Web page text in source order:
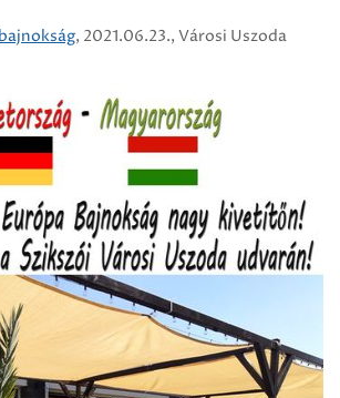
, 2021.06.23., Városi Uszoda